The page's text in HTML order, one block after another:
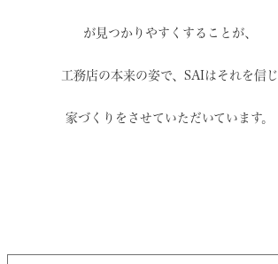
が見つかりやすくすることが、
工務店の本来の姿で、 SAIはそれを信じ
家づくりをさせていただいています。